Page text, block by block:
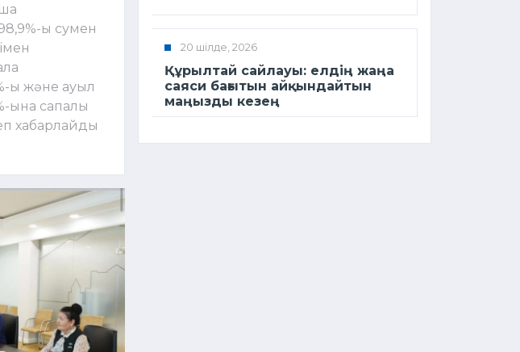
ы сумен
ы және ауыл
ына сапалы
хабарлайды
20 шілде, 2026
Құрылтай сайлауы: елдің жаңа
саяси бағытын айқындайтын
маңызды кезең